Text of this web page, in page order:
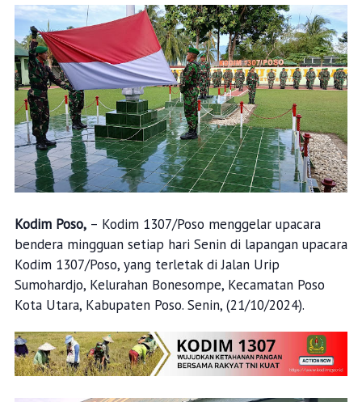
Kodim Poso,– Kodim 1307/Poso menggelar upacara
bendera mingguan setiap hari Senin di lapangan upacara
Kodim 1307/Poso, yang terletak di Jalan Urip
Sumohardjo, Kelurahan Bonesompe, Kecamatan Poso
Kota Utara, Kabupaten Poso. Senin, (21/10/2024).